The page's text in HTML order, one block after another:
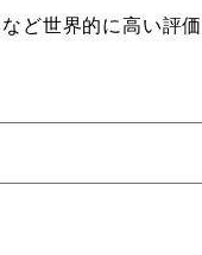
ど世界的に高い評価